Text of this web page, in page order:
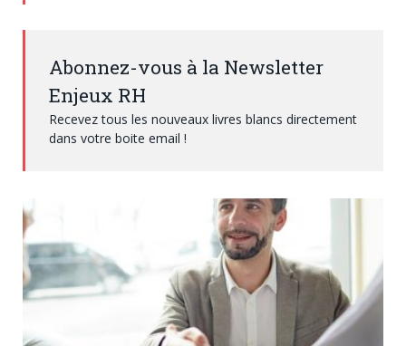
Abonnez-vous à la Newsletter
Enjeux RH
Recevez tous les nouveaux livres blancs directement
dans votre boite email !